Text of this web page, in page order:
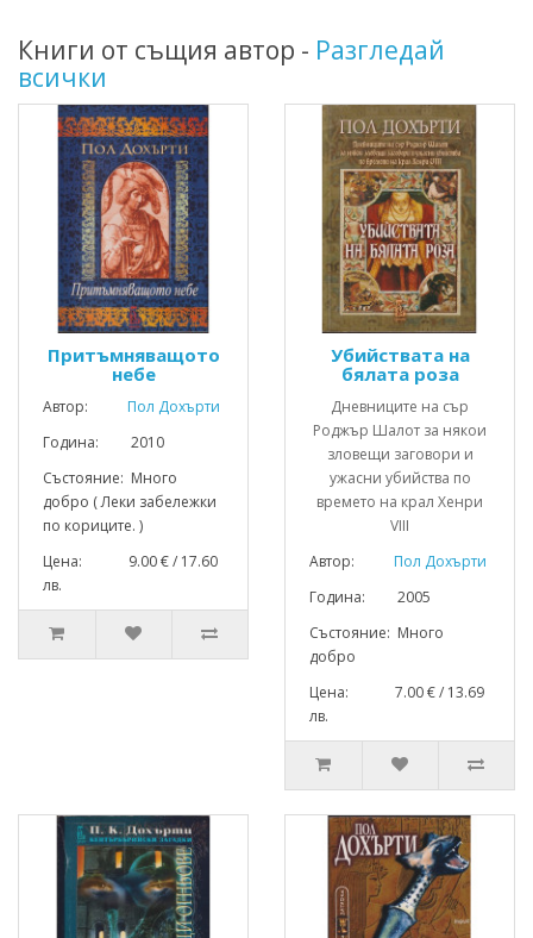
Книги от същия автор - Разгледай
всички
Притъмняващото
небе
Автор:
Пол Дохърти
Година: 2010
Състояние: Много
добро ( Леки забележки
по кориците. )
Цена: 9.00 € / 17.60
лв.
Убийствата на
бялата роза
Дневниците на сър
Роджър Шалот за някои
зловещи заговори и
ужасни убийства по
времето на крал Хенри
VIII
Автор:
Пол Дохърти
Година: 2005
Състояние: Много
добро
Цена: 7.00 € / 13.69
лв.